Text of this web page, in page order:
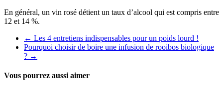
En général, un vin rosé détient un taux d’alcool qui est compris entre
12 et 14 %.
← Les 4 entretiens indispensables pour un poids lourd !
Pourquoi choisir de boire une infusion de rooibos biologique
? →
Vous pourrez aussi aimer